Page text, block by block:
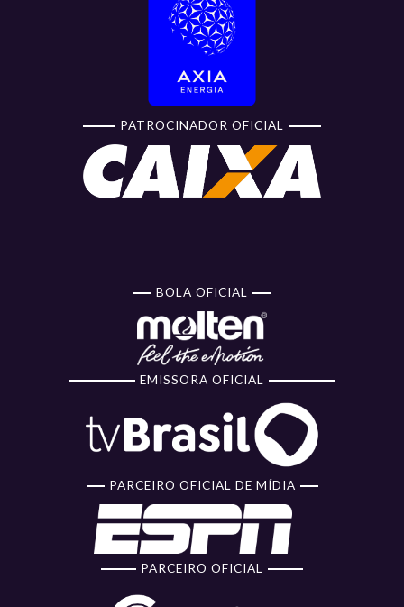
PATROCINADOR OFICIAL
BOLA OFICIAL
EMISSORA OFICIAL
PARCEIRO OFICIAL DE MÍDIA
PARCEIRO OFICIAL